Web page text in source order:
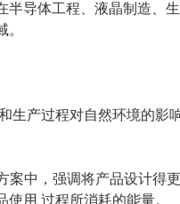
半导体工程、液晶制造、
生产过程对自然环境的
案中，强调将产品设计得
用 过程所消耗的能量。